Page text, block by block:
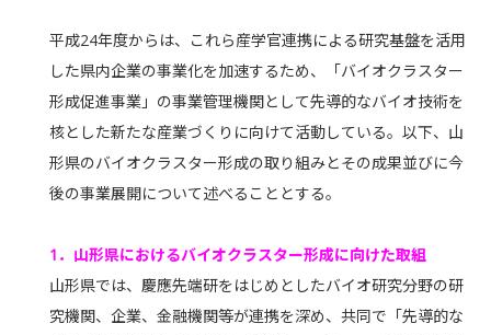
平成24年度からは、これら産学官連携による研究基盤を活用
した県内企業の事業化を加速するため、「バイオクラスター
形成促進事業」の事業管理機関として先導的なバイオ技術を
核とした新たな産業づくりに向けて活動している。以下、山
形県のバイオクラスター形成の取り組みとその成果並びに今
後の事業展開について述べることとする。
1．山形県におけるバイオクラスター形成に向けた取組
山形県では、慶應先端研をはじめとしたバイオ研究分野の研
究機関、企業、金融機関等が連携を深め、共同で「先導的な